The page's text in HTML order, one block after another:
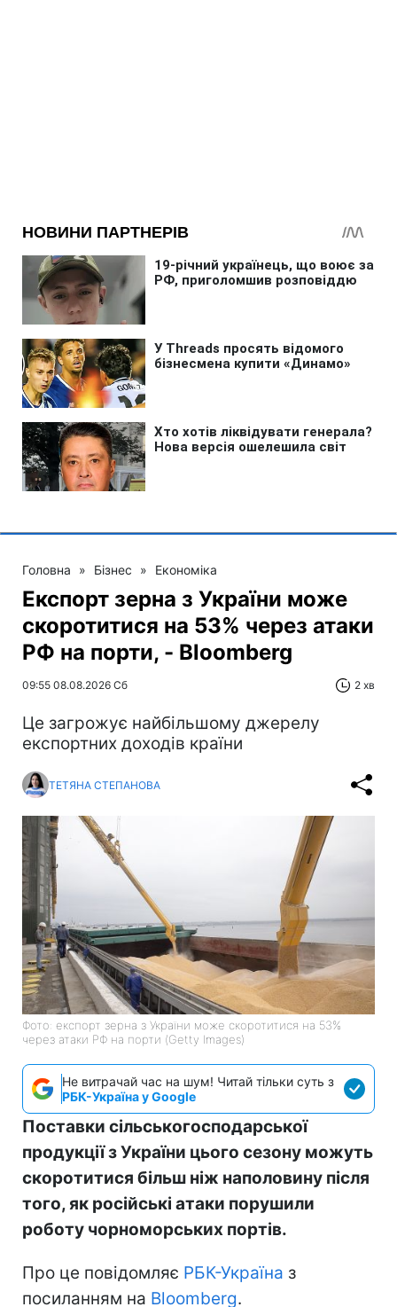
Головна » Бізнес » Економіка
Експорт зерна з України може
скоротитися на 53% через атаки
РФ на порти, - Bloomberg
09:55 08.08.2026 Сб 2 хв
Це загрожує найбільшому джерелу
експортних доходів країни
ТЕТЯНА СТЕПАНОВА
Фото: експорт зерна з України може скоротитися на 53%
через атаки РФ на порти (Getty Images)
Не витрачай час на шум! Читай тільки суть з
РБК-Україна у Google
Поставки сільськогосподарської
продукції з України цього сезону можуть
скоротитися більш ніж наполовину після
того, як російські атаки порушили
роботу чорноморських портів.
Про це повідомляє РБК-Україна з
посиланням на Bloomberg.